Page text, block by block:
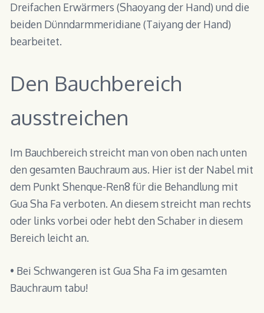
Dreifachen Erwärmers (Shaoyang der Hand) und die
beiden Dünndarmmeridiane (Taiyang der Hand)
bearbeitet.
Den Bauchbereich
ausstreichen
Im Bauchbereich streicht man von oben nach unten
den gesamten Bauchraum aus. Hier ist der Nabel mit
dem Punkt Shenque-Ren8 für die Behandlung mit
Gua Sha Fa verboten. An diesem streicht man rechts
oder links vorbei oder hebt den Schaber in diesem
Bereich leicht an.
• Bei Schwangeren ist Gua Sha Fa im gesamten
Bauchraum tabu!